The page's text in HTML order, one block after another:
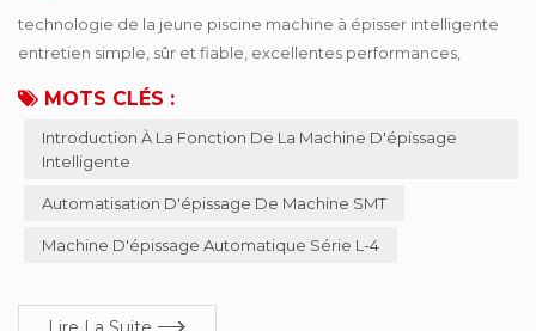
technologie de la jeune piscine machine à épisser intelligente
entretien simple, sûr et fiable, excellentes performances,
smt continue d'évoluer, mais l'automatisation de l'alimentation
des machines SMT a stagné. comment gérer scientifiquement
et systématiquement le travail de réception du matériel ?
comment réaliser les travaux d'al...
MOTS CLÉS :
Introduction À La Fonction De La Machine D'épissage
Intelligente
Automatisation D'épissage De Machine SMT
Machine D'épissage Automatique Série L-4